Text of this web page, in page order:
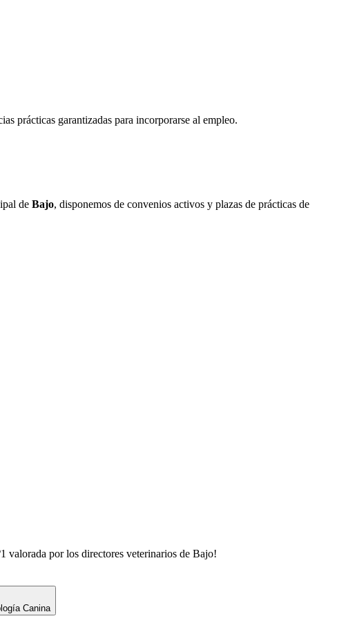
prácticas garantizadas para incorporarse al empleo.
de Bajo, disponemos de convenios activos y plazas de prácticas de
valorada por los directores veterinarios de Bajo!
Canina